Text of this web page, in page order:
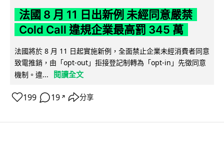
法國 8 月 11 日出新例 未經同意嚴禁
Cold Call 違規企業最高罰 345 萬
法國將於 8 月 11 日起實施新例，全面禁止企業未經消費者同意
致電推銷，由「opt-out」拒接登記制轉為「opt-in」先徵同意
機制。違...
閱讀全文
199 19 ↗ 分享